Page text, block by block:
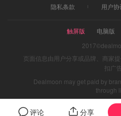
评论 分享
隐私条款
用户协
触屏版 电脑版
页面信息由用户分享或品牌、商家
扣广
Dealmoon may get paid by
through